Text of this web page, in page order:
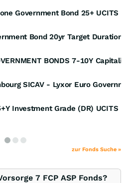
Government Bond 25+ UCITS
Bond 20yr Target Duration
BONDS 7-10Y
SICAV - Lyxor Euro
Investment Grade (DR) UCITS
zur Fonds Suche »
7 FCP ASP Fonds?